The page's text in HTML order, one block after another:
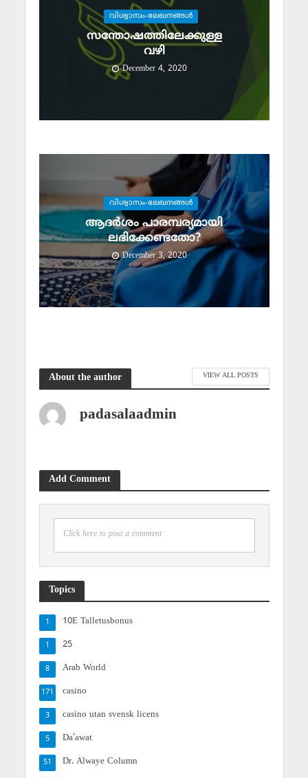
വിശ്വാസം-ലേഖനങ്ങള്‍
സന്തോഷത്തിലേക്കുള്ള
വഴി
December 4, 2020
വിശ്വാസം-ലേഖനങ്ങള്‍
ആദര്‍ശം പാരമ്പര്യമായി
ലഭിക്കേണ്ടതോ?
December 3, 2020
About the author VIEW ALL POSTS
padasalaadmin
Add Comment
Click here to post a comment
Topics
10E Talletusbonus
1
25
1
Arab World
8
casino
171
casino utan svensk licens
3
Da'awat
5
Dr. Alwaye Column
51